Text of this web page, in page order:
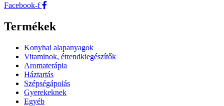
Facebook-f
Termékek
Konyhai alapanyagok
Vitaminok, étrendkiegészítők
Aromaterápia
Háztartás
Szépségápolás
Gyerekeknek
Egyéb